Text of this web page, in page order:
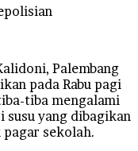
Palembang
pada Rabu pagi
tiba mengalami
susu yang dibagikan
sekolah.